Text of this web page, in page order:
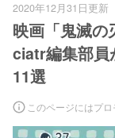
2020年12月31日更新
映画「鬼滅の
ciatr編集部員
11選
このページにはプ